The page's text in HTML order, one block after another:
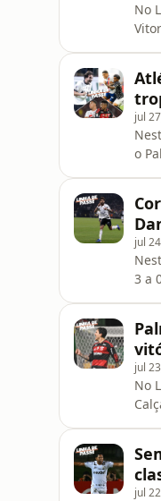
No
jul
o
jul
3 a
jul
No
jul